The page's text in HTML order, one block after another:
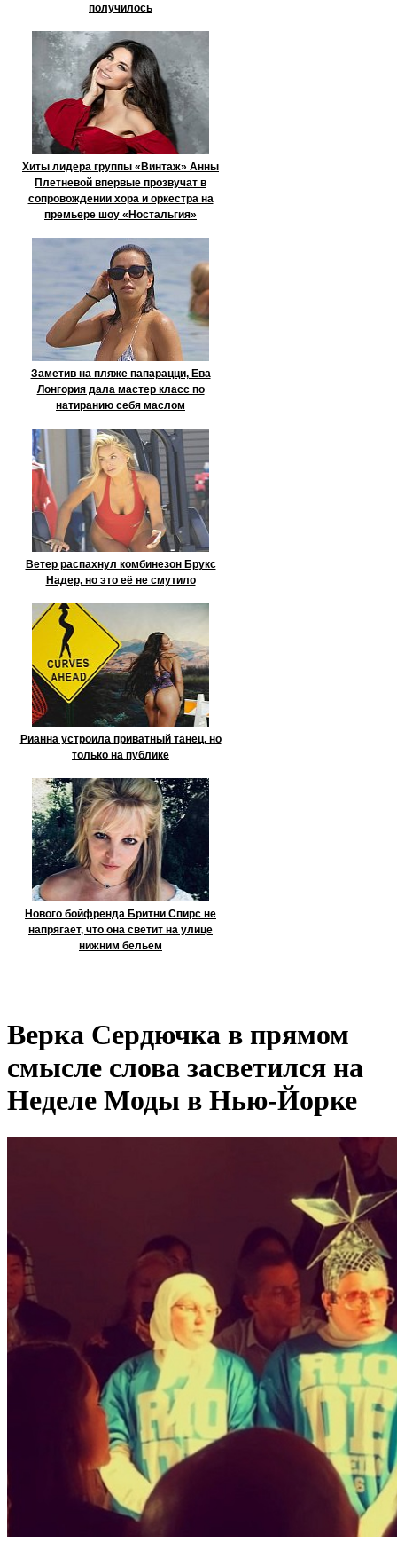
получилось
Хиты лидера группы «Винтаж» Анны
Плетневой впервые прозвучат в
сопровождении хора и оркестра на
премьере шоу «Ностальгия»
Заметив на пляже папарацци, Ева
Лонгория дала мастер класс по
натиранию себя маслом
Ветер распахнул комбинезон Брукс
Надер, но это её не смутило
Рианна устроила приватный танец, но
только на публике
Нового бойфренда Бритни Спирс не
напрягает, что она светит на улице
нижним бельем
Верка Сердючка в прямом
смысле слова засветился на
Неделе Моды в Нью-Йорке